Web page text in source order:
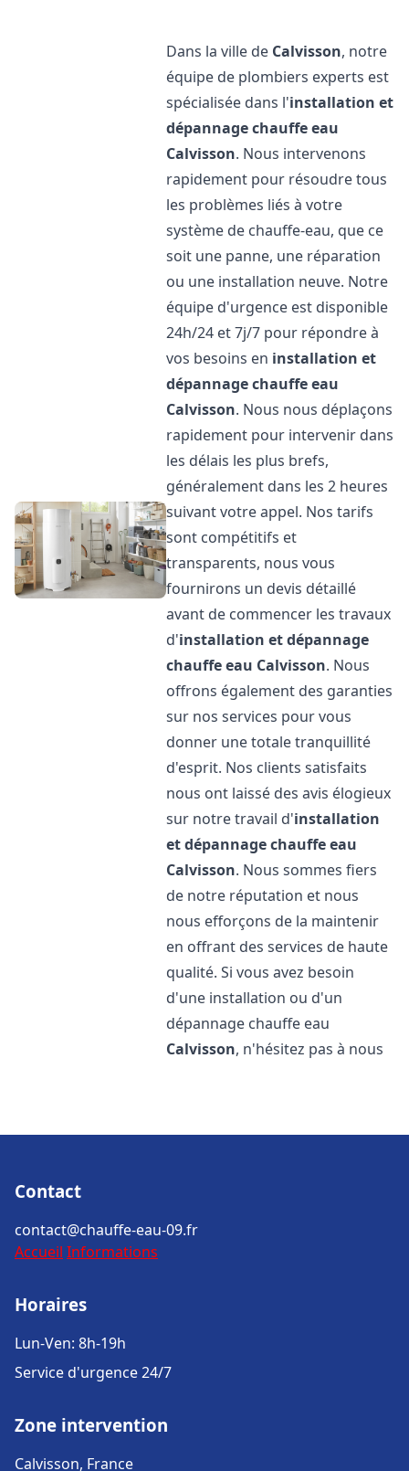
Dans la ville de Calvisson, notre
équipe de plombiers experts est
spécialisée dans l'installation et
dépannage chauffe eau
Calvisson. Nous intervenons
rapidement pour résoudre tous
les problèmes liés à votre
système de chauffe-eau, que ce
soit une panne, une réparation
ou une installation neuve. Notre
équipe d'urgence est disponible
24h/24 et 7j/7 pour répondre à
vos besoins en installation et
dépannage chauffe eau
Calvisson. Nous nous déplaçons
rapidement pour intervenir dans
les délais les plus brefs,
généralement dans les 2 heures
suivant votre appel. Nos tarifs
sont compétitifs et
transparents, nous vous
fournirons un devis détaillé
avant de commencer les travaux
d'installation et dépannage
chauffe eau Calvisson. Nous
offrons également des garanties
sur nos services pour vous
donner une totale tranquillité
d'esprit. Nos clients satisfaits
nous ont laissé des avis élogieux
sur notre travail d'installation
et dépannage chauffe eau
Calvisson. Nous sommes fiers
de notre réputation et nous
nous efforçons de la maintenir
en offrant des services de haute
qualité. Si vous avez besoin
d'une installation ou d'un
dépannage chauffe eau
Calvisson, n'hésitez pas à nous
Contact
contact@chauffe-eau-09.fr
Accueil Informations
Horaires
Lun-Ven: 8h-19h
Service d'urgence 24/7
Zone intervention
Calvisson, France